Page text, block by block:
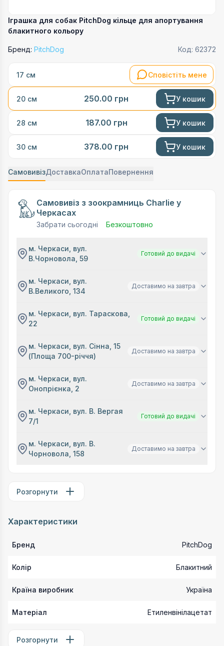
Іграшка для собак PitchDog кільце для апортування
блакитного кольору
Бренд: PitchDog Код: 62372
17 см Сповістіть мене
20 см 250.00 грн У кошик
28 см 187.00 грн У кошик
30 см 378.00 грн У кошик
СамовивізДоставкаОплатаПовернення
Самовивіз з зоокрамниць Charlie у
Черкасах
Забрати сьогодні Безкоштовно
м. Черкаси, вул.
В.Чорновола, 59
Готовий до видачі
м. Черкаси, вул.
В.Великого, 134
Доставимо на завтра
м. Черкаси, вул. Тараскова,
22
Готовий до видачі
м. Черкаси, вул. Сінна, 15
(Площа 700-річчя)
Доставимо на завтра
м. Черкаси, вул.
Онопрієнка, 2
Доставимо на завтра
м. Черкаси, вул. В. Вергая
7/1
Готовий до видачі
м. Черкаси, вул. В.
Чорновола, 158
Доставимо на завтра
Розгорнути
Характеристики
Бренд PitchDog
Колір Блакитний
Країна виробник Україна
Матеріал Етиленвінілацетат
Розгорнути